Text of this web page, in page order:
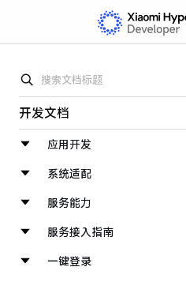
开发文档
应用开发
系统适配
服务能力
服务接入指南
一键登录